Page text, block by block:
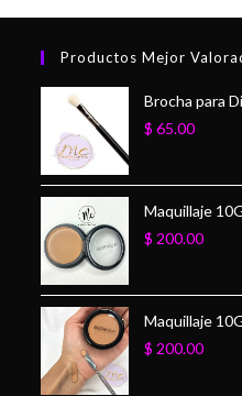
Productos Mejor
Brocha para
$ 65.00
Maquillaje
$ 200.00
Maquillaje
$ 200.00